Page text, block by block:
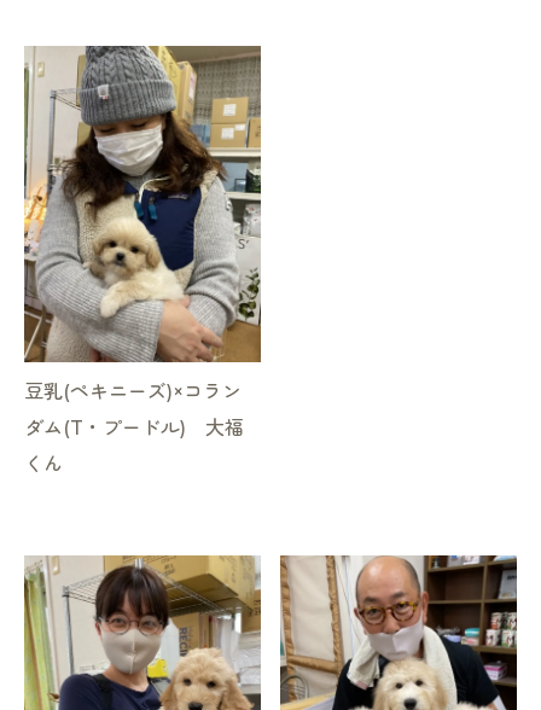
豆乳(ペキニーズ)×コラン
ダム(T・プードル) 大福
くん